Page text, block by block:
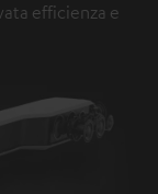
efficienza e